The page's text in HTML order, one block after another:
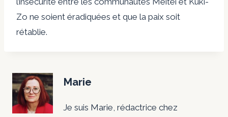
Zo ne soient éradiquées et que la paix soit
rétablie.
Marie
Je suis Marie, rédactrice chez